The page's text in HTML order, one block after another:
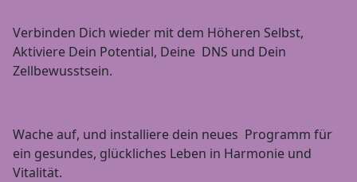
Verbinden Dich wieder mit dem Höheren Selbst,
Aktiviere Dein Potential, Deine DNS und Dein
Zellbewusstsein.
Wache auf, und installiere dein neues Programm für
ein gesundes, glückliches Leben in Harmonie und
Vitalität.